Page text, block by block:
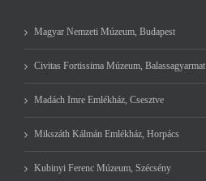
Magyar Nemzeti Múzeum, Budapest
Civitas Fortissima Múzeum, Balassagyarmat
Madách Imre Emlékház, Csesztve
Mikszáth Kálmán Emlékház, Horpács
Kubinyi Ferenc Múzeum, Szécsény